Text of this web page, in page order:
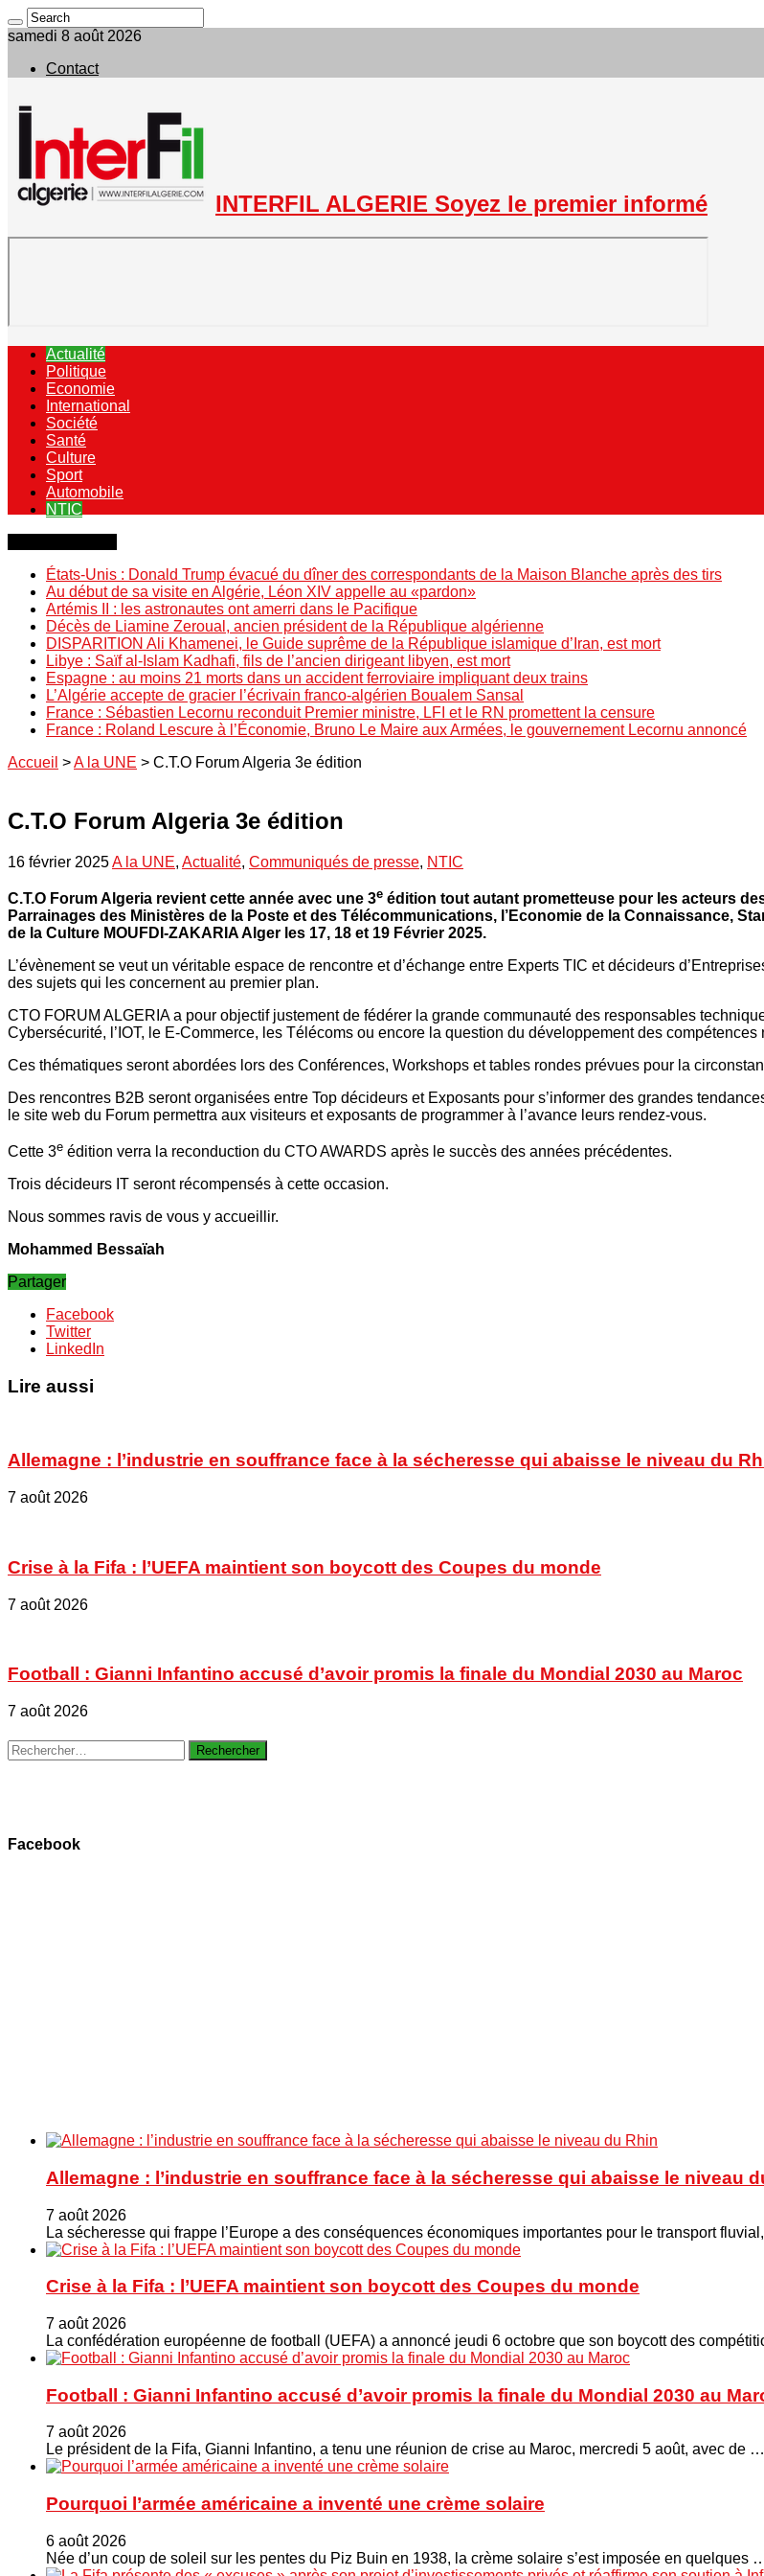
samedi 8 août 2026
Contact
INTERFIL ALGERIE Soyez le premier informé
Actualité
Politique
Economie
International
Société
Santé
Culture
Sport
Automobile
NTIC
États-Unis : Donald Trump évacué du dîner des correspondants de la Maison Blanche après des tirs
Au début de sa visite en Algérie, Léon XIV appelle au «pardon»
Artémis II : les astronautes ont amerri dans le Pacifique
Décès de Liamine Zeroual, ancien président de la République algérienne
DISPARITION Ali Khamenei, le Guide suprême de la République islamique d’Iran, est mort
Libye : Saïf al-Islam Kadhafi, fils de l’ancien dirigeant libyen, est mort
Espagne : au moins 21 morts dans un accident ferroviaire impliquant deux trains
L’Algérie accepte de gracier l’écrivain franco-algérien Boualem Sansal
France : Sébastien Lecornu reconduit Premier ministre, LFI et le RN promettent la censure
France : Roland Lescure à l’Économie, Bruno Le Maire aux Armées, le gouvernement Lecornu annoncé
Accueil >A la UNE > C.T.O Forum Algeria 3e édition
C.T.O Forum Algeria 3e édition
16 février 2025A la UNE, Actualité, Communiqués de presse, NTIC
C.T.O Forum Algeria revient cette année avec une 3e édition tout autant prometteuse pour les acteurs
Parrainages des Ministères de la Poste et des Télécommunications, l’Economie de la Connaissance,
de la Culture MOUFDI-ZAKARIA Alger les 17, 18 et 19 Février 2025.
L’évènement se veut un véritable espace de rencontre et d’échange entre Experts TIC et décideurs
des sujets qui les concernent au premier plan.
CTO FORUM ALGERIA a pour objectif justement de fédérer la grande communauté des responsables
Cybersécurité, l’IOT, le E-Commerce, les Télécoms ou encore la question du développement des compétences
Ces thématiques seront abordées lors des Conférences, Workshops et tables rondes prévues pour la
Des rencontres B2B seront organisées entre Top décideurs et Exposants pour s’informer des grandes
le site web du Forum permettra aux visiteurs et exposants de programmer à l’avance leurs rendez-vous.
Cette 3e édition verra la reconduction du CTO AWARDS après le succès des années précédentes.
Trois décideurs IT seront récompensés à cette occasion.
Nous sommes ravis de vous y accueillir.
Mohammed Bessaïah
Partager
Facebook
Twitter
LinkedIn
Lire aussi
Allemagne : l’industrie en souffrance face à la sécheresse qui abaisse le niveau du
7 août 2026
Crise à la Fifa : l’UEFA maintient son boycott des Coupes du monde
7 août 2026
Football : Gianni Infantino accusé d’avoir promis la finale du Mondial 2030 au Maroc
7 août 2026
Rechercher :
Facebook
Allemagne : l’industrie en souffrance face à la sécheresse qui abaisse le niveau
7 août 2026
La sécheresse qui frappe l’Europe a des conséquences économiques importantes pour le transport
Crise à la Fifa : l’UEFA maintient son boycott des Coupes du monde
7 août 2026
La confédération européenne de football (UEFA) a annoncé jeudi 6 octobre que son boycott des
Football : Gianni Infantino accusé d’avoir promis la finale du Mondial 2030 au
7 août 2026
Le président de la Fifa, Gianni Infantino, a tenu une réunion de crise au Maroc, mercredi 5 août, avec de …
Pourquoi l’armée américaine a inventé une crème solaire
6 août 2026
Née d’un coup de soleil sur les pentes du Piz Buin en 1938, la crème solaire s’est imposée en quelques